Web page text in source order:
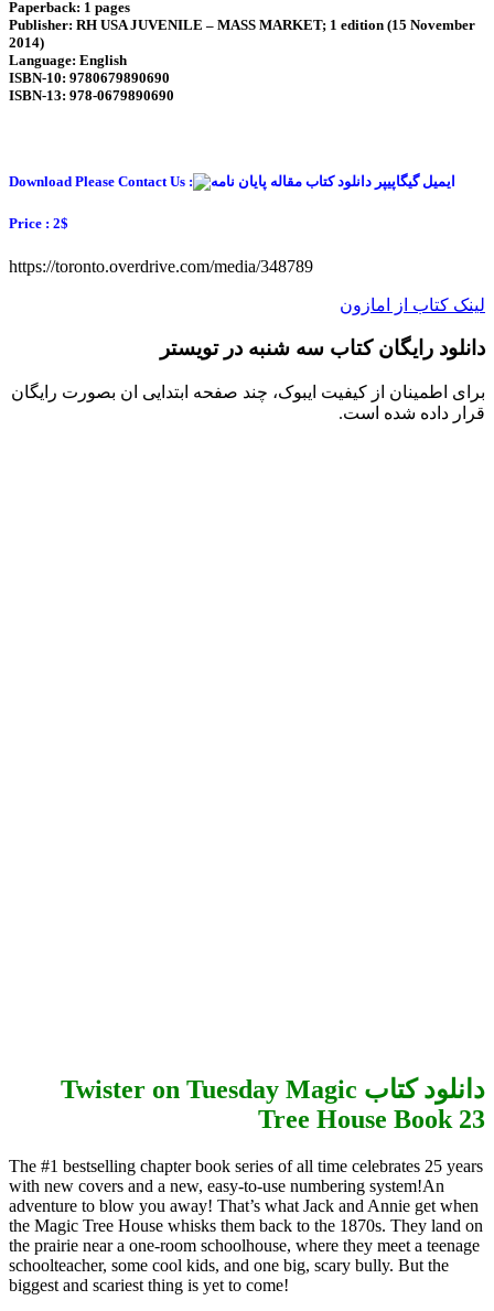
Paperback: 1 pages
Publisher: RH USA JUVENILE – MASS MARKET; 1 edition (15 November
2014)
Language: English
ISBN-10: 9780679890690
ISBN-13: 978-0679890690
Download Please Contact Us :
Price : 2$
https://toronto.overdrive.com/media/348789
لینک کتاب از امازون
دانلود رایگان کتاب سه شنبه در تویستر
برای اطمینان از کیفیت ایبوک، چند صفحه ابتدایی ان بصورت رایگان
قرار داده شده است.
دانلود کتاب Twister on Tuesday Magic
Tree House Book 23
The #1 bestselling chapter book series of all time celebrates 25 years
with new covers and a new, easy-to-use numbering system!An
adventure to blow you away! That’s what Jack and Annie get when
the Magic Tree House whisks them back to the 1870s. They land on
the prairie near a one-room schoolhouse, where they meet a teenage
schoolteacher, some cool kids, and one big, scary bully. But the
biggest and scariest thing is yet to come!